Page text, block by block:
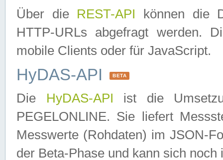
Über die REST-API können die
HTTP-URLs abgefragt werden.
mobile Clients oder für JavaScript.
HyDAS-API BETA
Die HyDAS-API ist die
PEGELONLINE. Sie liefert
Messwerte (Rohdaten) im JSON-
der Beta-Phase und kann sich noch